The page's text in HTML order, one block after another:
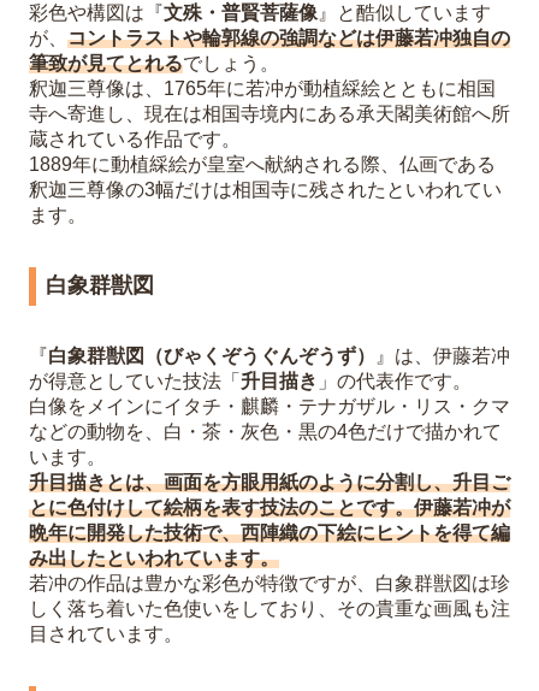
彩色や構図は『文殊・普賢菩薩像 』と酷似しています
が、 コントラストや輪郭線の強調などは伊藤若冲独自の
筆致が見てとれるでしょう。
釈迦三尊像は、1765年に若冲が動植綵絵とともに相国
寺へ寄進し、現在は相国寺境内にある承天閣美術館へ所
蔵されている作品です。
1889年に動植綵絵が皇室へ献納される際、仏画である
釈迦三尊像の3幅だけは相国寺に残されたといわれてい
ます。
白象群獣図
『白象群獣図（びゃくぞうぐんぞうず）
』は、伊藤若冲
が得意としていた技法「 升目描き 」の代表作です。
白像をメインにイタチ・麒麟・テナガザル・リス・クマ
などの動物を、白・茶・灰色・黒の4色だけで描かれて
います。
升目描きとは、画面を方眼用紙のように分割し、升目ご
とに色付けして絵柄を表す技法のことです。伊藤若冲が
晩年に開発した技術で、西陣織の下絵にヒントを得て編
み出したといわれています。
若冲の作品は豊かな彩色が特徴ですが、白象群獣図は珍
しく落ち着いた色使いをしており、その貴重な画風も注
目されています。